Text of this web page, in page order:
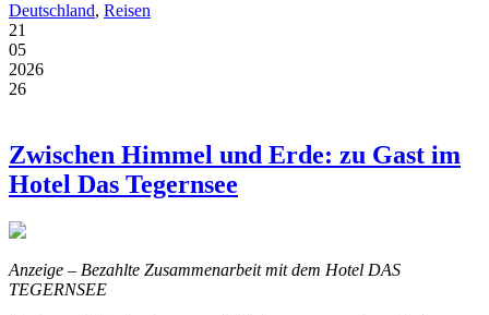
Deutschland, Reisen
21
05
2026
26
Zwischen Himmel und Erde: zu Gast im
Hotel Das Tegernsee
Anzeige – Bezahlte Zusammenarbeit mit dem Hotel DAS
TEGERNSEE